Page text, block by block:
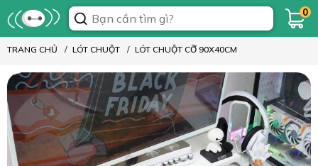
0
TRANG CHỦ LÓT CHUỘT LÓT CHUỘT CỠ 90X40CM